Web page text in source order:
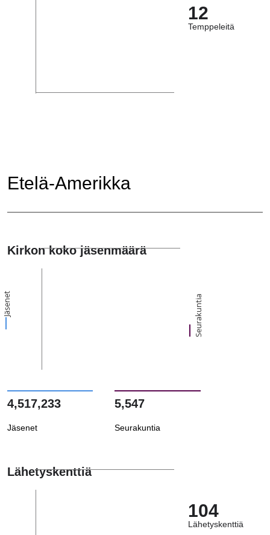
12
Temppeleitä
Etelä-Amerikka
Kirkon koko jäsenmäärä
Jäsenet Seurakuntia
4,517,233
Jäsenet
5,547
Seurakuntia
Lähetyskenttiä
104
Lähetyskenttiä